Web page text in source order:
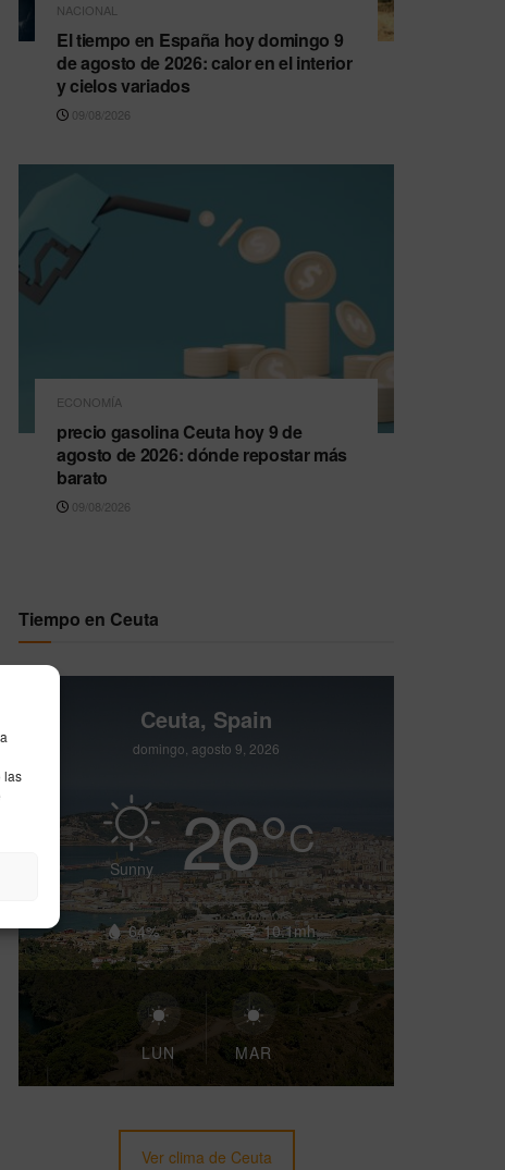
las
NACIONAL
El tiempo en España hoy domingo 9
de agosto de 2026: calor en el interior
y cielos variados
09/08/2026
ECONOMÍA
precio gasolina Ceuta hoy 9 de
agosto de 2026: dónde repostar más
barato
09/08/2026
Tiempo en Ceuta
Ceuta, Spain
domingo, agosto 9, 2026
Sunny 26°C
64% 10.1mh
LUN MAR
Ver clima de Ceuta